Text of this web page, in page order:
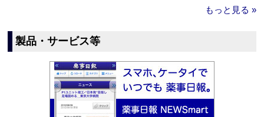
もっと見る »
製品・サービス等